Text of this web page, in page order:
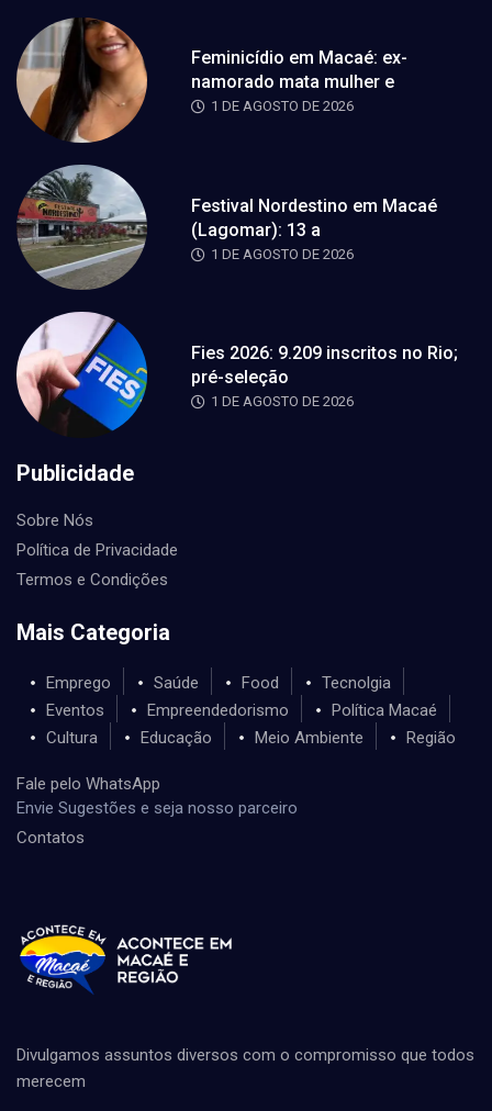
Feminicídio em Macaé: ex-
namorado mata mulher e
1 DE AGOSTO DE 2026
Festival Nordestino em Macaé
(Lagomar): 13 a
1 DE AGOSTO DE 2026
Fies 2026: 9.209 inscritos no Rio;
pré-seleção
1 DE AGOSTO DE 2026
Publicidade
Sobre Nós
Política de Privacidade
Termos e Condições
Mais Categoria
Emprego Saúde Food
Tecnolgia
Eventos
Empreendedorismo
Política Macaé
Cultura
Educação Meio Ambiente Região
Fale pelo WhatsApp
Envie Sugestões e seja nosso parceiro
Contatos
Divulgamos assuntos diversos com o compromisso que todos
merecem